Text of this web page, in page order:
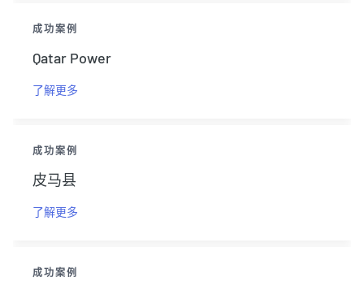
成功案例
Qatar Power
了解更多
成功案例
皮马县
了解更多
成功案例